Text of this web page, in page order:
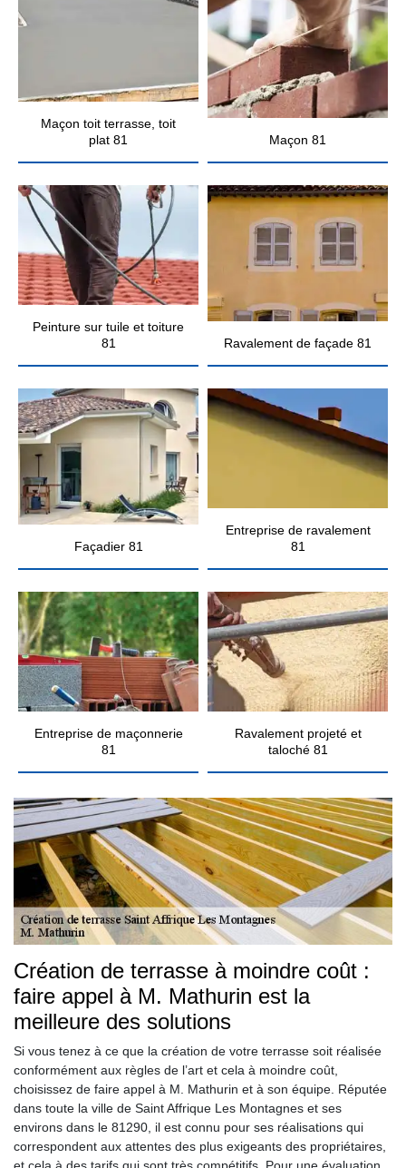
Maçon toit terrasse, toit
plat 81
Maçon 81
Peinture sur tuile et toiture
81
Ravalement de façade 81
Façadier 81
Entreprise de ravalement
81
Entreprise de maçonnerie
81
Ravalement projeté et
taloché 81
Création de terrasse à moindre coût :
faire appel à M. Mathurin est la
meilleure des solutions
Si vous tenez à ce que la création de votre terrasse soit réalisée
conformément aux règles de l’art et cela à moindre coût,
choisissez de faire appel à M. Mathurin et à son équipe. Réputée
dans toute la ville de Saint Affrique Les Montagnes et ses
environs dans le 81290, il est connu pour ses réalisations qui
correspondent aux attentes des plus exigeants des propriétaires,